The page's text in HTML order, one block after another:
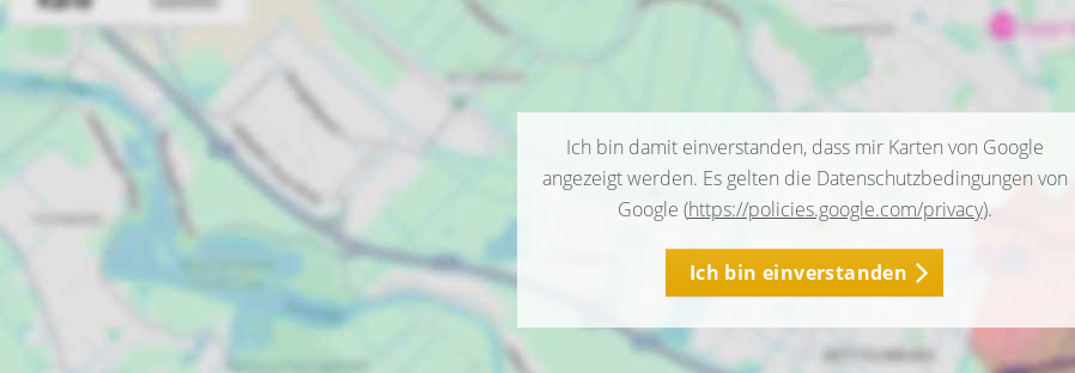
Ich bin damit einverstanden, dass mir Karten von Google
angezeigt werden. Es gelten die Datenschutzbedingungen von
Google (https://policies.google.com/privacy).
Ich bin einverstanden